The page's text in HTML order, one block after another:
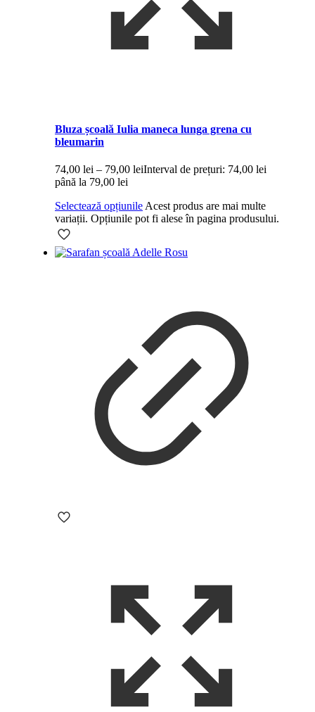
Bluza școală Iulia maneca lunga grena cu
bleumarin
74,00 lei – 79,00 leiInterval de prețuri: 74,00 lei
până la 79,00 lei
Selectează opțiunile Acest produs are mai multe
variații. Opțiunile pot fi alese în pagina produsului.